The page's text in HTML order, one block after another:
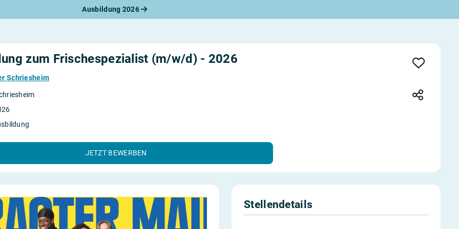
Ausbildung 2026
Bewerbung
Check
zum Frischespezialist (m/w/d) - 2026
Schriesheim
JETZT BEWERBEN
Stellendetails